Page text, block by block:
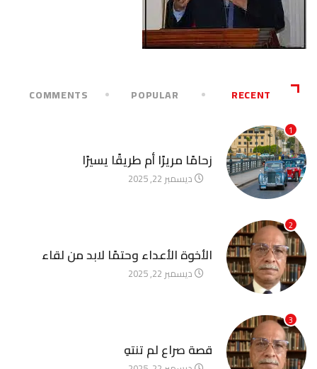
RECENT
POPULAR
COMMENTS
1
زحامًا مريرًا أم طريقًا يسيرًا
ديسمبر 22, 2025
2
الأخوة الأعداء وحتمًا لابد من لقاء
ديسمبر 22, 2025
3
قصة صراع لم تنتهِ